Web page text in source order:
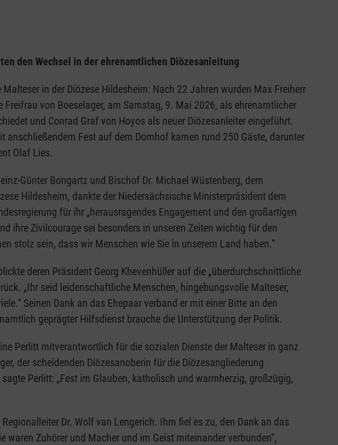
den Wechsel in der ehrenamtlichen Diözesanleitung
in der Diözese Hildesheim: Nach 22 Jahren wurden Max Freiherr
Freifrau von Boeselager, am Samstag, 9. Mai 2026, als ehrenamtlicher
und Conrad Graf von Hoyos als neuer Diözesanleiter eingeführt.
anschließendem Fest auf dem Domhof kamen rund 250 Gäste, darunter
Olaf Lies.
Günter Bongartz und Bischof Dr. Michael Wüstenberg, dem
Hildesheim, dankte der Niedersächsische Ministerpräsident dem
für ihr „herausragendes Engagement und den großartigen
ihre Zivilcourage sei besonders in unseren Zeiten wichtig für den
stolz sein, dass wir Menschen wie Sie in unserem Land haben.“
deren Präsident Georg Khevenhüller auf die „überdurchschnittliche
„Ihr seid leidenschaftliche Menschen, hingebungsvolle Malteser,
Seinen Dank an das Ehepaar verband er mit einer Bitte an den
geprägter Hilfsdienst brauche die Unterstützung der Politik.
Perlitt mitverantwortlich für die sozialen Dienste der Malteser in ganz
der scheidenden Diözesanoberin für die Diözesangliederung
Perlitt: „Fest im Glauben, katholisch und warmherzig, großzügig,
Dr. Wolf van Lengerich. Ihm fiel es zu, den Dank an das
Zuhörer und Macher und im Geist miteinander verbunden“,